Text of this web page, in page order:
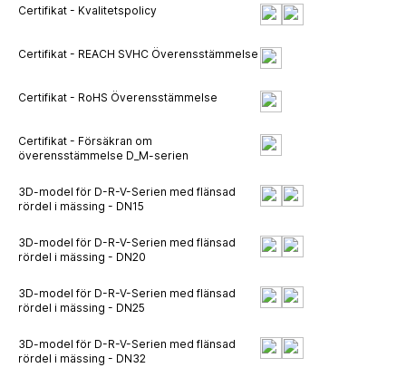
Certifikat - Kvalitetspolicy
Certifikat - REACH SVHC Överensstämmelse
Certifikat - RoHS Överensstämmelse
Certifikat - Försäkran om
överensstämmelse D_M-serien
3D-model för D-R-V-Serien med flänsad
rördel i mässing - DN15
3D-model för D-R-V-Serien med flänsad
rördel i mässing - DN20
3D-model för D-R-V-Serien med flänsad
rördel i mässing - DN25
3D-model för D-R-V-Serien med flänsad
rördel i mässing - DN32